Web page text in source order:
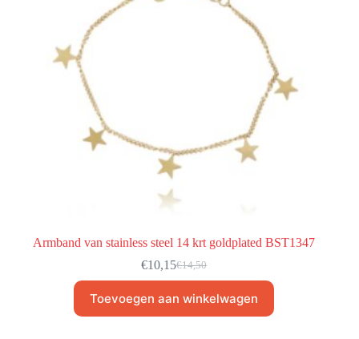
Armband van stainless steel 14 krt goldplated BST1347
€14,50
€10,15
Toevoegen aan winkelwagen